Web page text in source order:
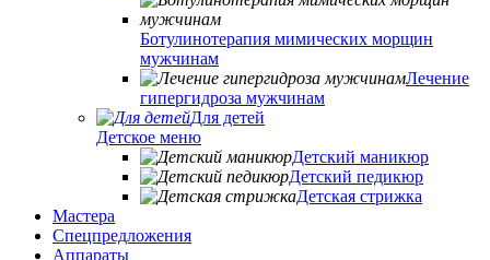
Ботулинотерапия мимических морщин
мужчинам
Лечение
гипергидроза мужчинам
Для детей
Детское меню
Детский маникюр
Детский педикюр
Детская стрижка
Мастера
Спецпредложения
Аппараты